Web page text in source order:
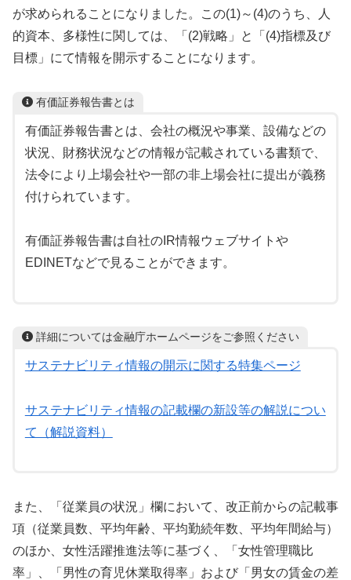
が求められることになりました。この(1)～(4)のうち、人
的資本、多様性に関しては、「(2)戦略」と「(4)指標及び
目標」にて情報を開示することになります。
有価証券報告書とは
有価証券報告書とは、会社の概況や事業、設備などの
状況、財務状況などの情報が記載されている書類で、
法令により上場会社や一部の非上場会社に提出が義務
付けられています。
有価証券報告書は自社のIR情報ウェブサイトや
EDINETなどで見ることができます。
詳細については金融庁ホームページをご参照ください
サステナビリティ情報の開示に関する特集ページ
サステナビリティ情報の記載欄の新設等の解説につい
て（解説資料）
また、「従業員の状況」欄において、改正前からの記載事
項（従業員数、平均年齢、平均勤続年数、平均年間給与）
のほか、女性活躍推進法等に基づく、「女性管理職比
率」、「男性の育児休業取得率」および「男女の賃金の差